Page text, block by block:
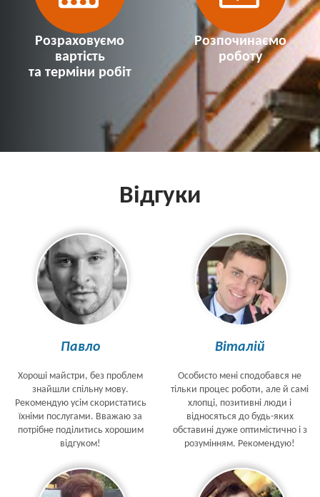
Розраховуємо
вартість
та терміни робіт
Розпочинаємо
роботу
Відгуки
Павло
Хороші майстри, без проблем
знайшли спільну мову.
Рекомендую усім скористатись
їхніми послугами. Вважаю за
потрібне поділитись хорошим
відгуком!
Віталій
Особисто мені сподобався не
тільки процес роботи, але й самі
хлопці, позитивні люди і
відносяться до будь-яких
обставині дуже оптимістично і з
розумінням. Рекомендую!